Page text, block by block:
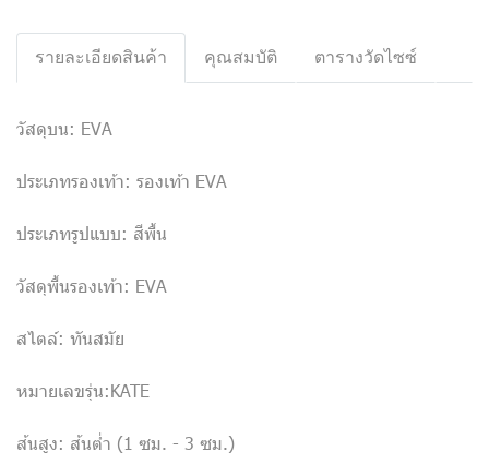
รายละเอียดสินค้า คุณสมบัติ ตารางวัดไซซ์
วัสดุบน: EVA
ประเภทรองเท้า: รองเท้า EVA
ประเภทรูปแบบ: สีพื้น
วัสดุพื้นรองเท้า: EVA
สไตล์: ทันสมัย
หมายเลขรุ่น:KATE
ส้นสูง: ส้นต่ำ (1 ซม. - 3 ซม.)